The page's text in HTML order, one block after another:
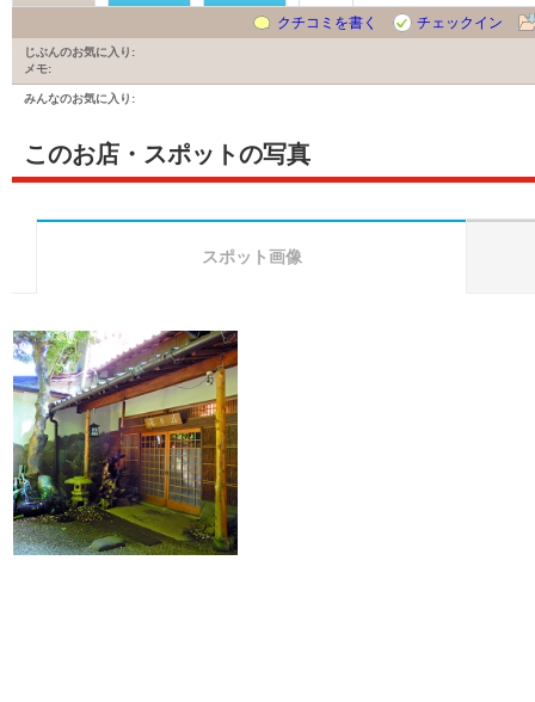
クチコミを書く
チェックイン
じぶんのお気に入り:
メモ:
みんなのお気に入り:
このお店・スポットの写真
スポット画像